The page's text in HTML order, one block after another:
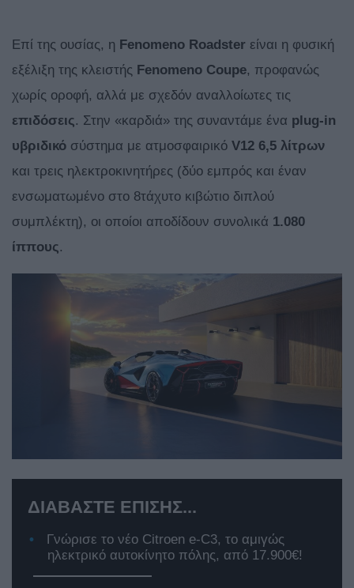
Επί της ουσίας, η Fenomeno Roadster είναι η φυσική
εξέλιξη της κλειστής Fenomeno Coupe, προφανώς
χωρίς οροφή, αλλά με σχεδόν αναλλοίωτες τις
επιδόσεις. Στην «καρδιά» της συναντάμε ένα plug-in
υβριδικό σύστημα με ατμοσφαιρικό V12 6,5 λίτρων
και τρεις ηλεκτροκινητήρες (δύο εμπρός και έναν
ενσωματωμένο στο 8τάχυτο κιβώτιο διπλού
συμπλέκτη), οι οποίοι αποδίδουν συνολικά 1.080
ίππους.
ΔΙΑΒΑΣΤΕ ΕΠΙΣΗΣ...
Γνώρισε το νέο Citroen e-C3, το αμιγώς
ηλεκτρικό αυτοκίνητο πόλης, από 17.900€!